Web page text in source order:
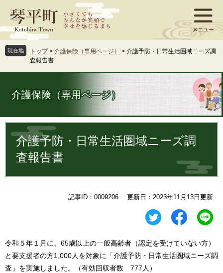
ジ
先
頭
ュ
を
飛
現在地 トップ > 介護保険（専用ページ） > 介護予防・日常生活圏域ニーズ調
査報告書
介護保険（専用ページ）
文 介護予防・日常生活圏域ニーズ調
査報告書
記事ID：0009206 更新日：2023年11月13日更新
令和５年１月に、65歳以上の一般高齢者（認定を受けていない方）
と要支援者の方1,000人を対象に「介護予防・日常生活圏域ニーズ調
査」を実施しました。（有効回収者数 777人）